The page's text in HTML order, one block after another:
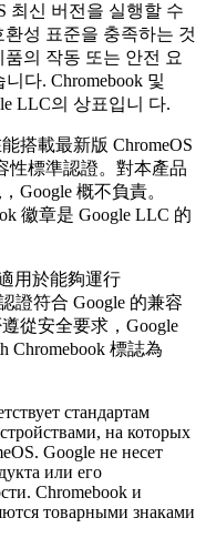
최신 버전을 실행할 수
성 표준을 충족하는 것
의 작동 또는 안전 요
다. Chromebook 및
LLC의 상표입니 다.
搭載最新版 ChromeOS
性標準認證。對本產品
Google 概不負責。
徽章是 Google LLC 的
用於能夠運行
證符合 Google 的兼容
從安全要求，Google
Chromebook 標誌為
стандартам
на которых
Google не несет
или его
Chromebook и
товарными знаками